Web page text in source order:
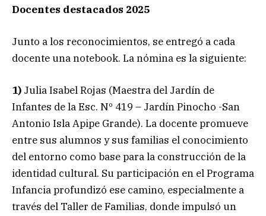
Docentes destacados 2025
Junto a los reconocimientos, se entregó a cada
docente una notebook. La nómina es la siguiente:
1) Julia Isabel Rojas (Maestra del Jardín de
Infantes de la Esc. Nº 419 – Jardín Pinocho -San
Antonio Isla Apipe Grande). La docente promueve
entre sus alumnos y sus familias el conocimiento
del entorno como base para la construcción de la
identidad cultural. Su participación en el Programa
Infancia profundizó ese camino, especialmente a
través del Taller de Familias, donde impulsó un